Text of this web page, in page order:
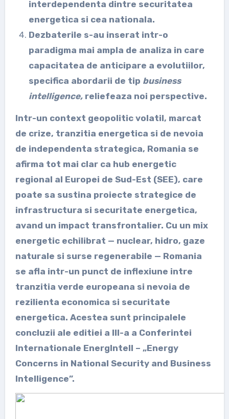
interdependenta dintre securitatea
energetica si cea nationala.
Dezbaterile s-au inserat intr-o
paradigma mai ampla de analiza in care
capacitatea de anticipare a evolutiilor,
specifica abordarii de tip business
intelligence, reliefeaza noi perspective.
Intr-un context geopolitic volatil, marcat
de crize, tranzitia energetica si de nevoia
de independenta strategica, Romania se
afirma tot mai clar ca hub energetic
regional al Europei de Sud-Est (SEE), care
poate sa sustina proiecte strategice de
infrastructura si securitate energetica,
avand un impact transfrontalier. Cu un mix
energetic echilibrat — nuclear, hidro, gaze
naturale si surse regenerabile — Romania
se afla intr-un punct de inflexiune intre
tranzitia verde europeana si nevoia de
rezilienta economica si securitate
energetica. Acestea sunt principalele
concluzii ale editiei a III-a a Conferintei
Internationale EnergIntell – „Energy
Concerns in National Security and Business
Intelligence”.